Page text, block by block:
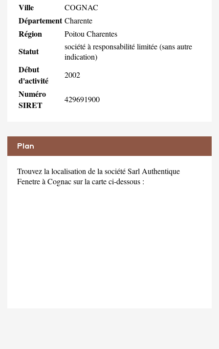
Ville COGNAC
Département Charente
Région Poitou Charentes
Statut
société à responsabilité limitée (sans autre
indication)
Début
d'activité
2002
Numéro
SIRET
429691900
Plan
Trouvez la localisation de la société Sarl Authentique
Fenetre à Cognac sur la carte ci-dessous :